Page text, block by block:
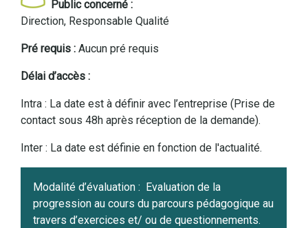
Public concerné :
Direction, Responsable Qualité
Pré requis :Aucun pré requis
Délai d’accès :
Intra : La date est à définir avec l’entreprise (Prise de
contact sous 48h après réception de la demande).
Inter : La date est définie en fonction de l'actualité.
Modalité d’évaluation :
Evaluation de la
progression au cours du parcours pédagogique au
travers d’exercices et/ ou de questionnements.